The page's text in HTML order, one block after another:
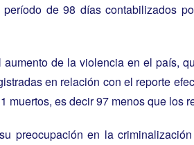
de 98 días contabilizados
aumento de la violencia en el país,
en relación con el reporte
muertos, es decir 97 menos que los
preocupación en la